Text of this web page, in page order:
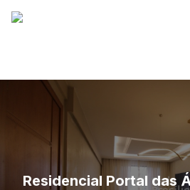
Residencial Portal das